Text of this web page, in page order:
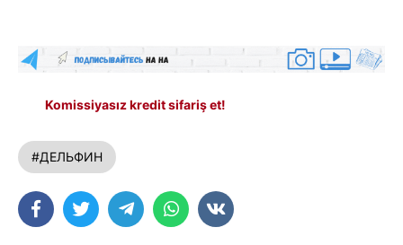
Komissiyasız kredit sifariş et!
#ДЕЛЬФИН